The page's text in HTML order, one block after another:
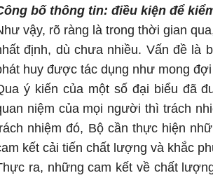
bố thông tin: điều kiện để
vậy, rõ ràng là trong thời gian
định, dù chưa nhiều. Vấn đề là
huy được tác dụng như mong
ý kiến của một số đại biểu đã
niệm của mọi người thì trách
nhiệm đó, Bộ cần thực hiện
kết cải tiến chất lượng và khắc
ra, những cam kết về chất